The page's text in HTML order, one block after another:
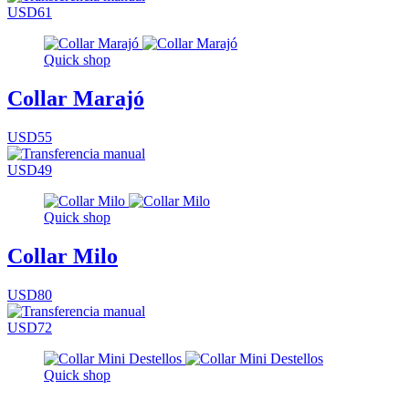
USD61
Quick shop
Collar Marajó
USD55
USD49
Quick shop
Collar Milo
USD80
USD72
Quick shop